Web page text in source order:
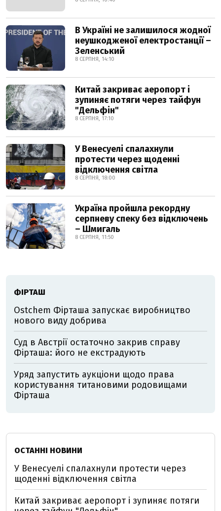
В Україні не залишилося жодної
неушкодженої електростанції –
Зеленський
8 СЕРПНЯ, 14:10
Китай закриває аеропорт і
зупиняє потяги через тайфун
"Дельфін"
8 СЕРПНЯ, 17:10
У Венесуелі спалахнули
протести через щоденні
відключення світла
8 СЕРПНЯ, 18:00
Україна пройшла рекордну
серпневу спеку без відключень
– Шмигаль
8 СЕРПНЯ, 11:50
ФІРТАШ
Ostchem Фірташа запускає виробництво
нового виду добрива
Суд в Австрії остаточно закрив справу
Фірташа: його не екстрадують
Уряд запустить аукціони щодо права
користування титановими родовищами
Фірташа
ОСТАННІ НОВИНИ
У Венесуелі спалахнули протести через
щоденні відключення світла
Китай закриває аеропорт і зупиняє потяги